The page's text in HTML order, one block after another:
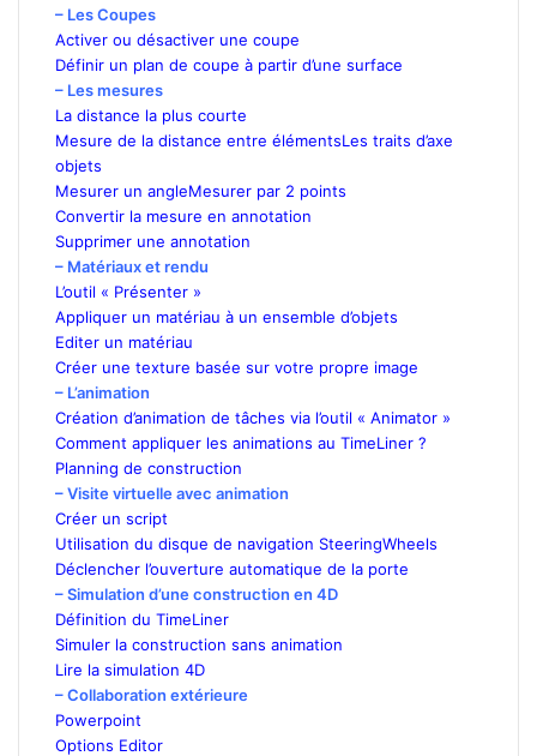
– Les Coupes
Activer ou désactiver une coupe
Définir un plan de coupe à partir d’une surface
– Les mesures
La distance la plus courte
Mesure de la distance entre élémentsLes traits d’axe
objets
Mesurer un angleMesurer par 2 points
Convertir la mesure en annotation
Supprimer une annotation
– Matériaux et rendu
L’outil « Présenter »
Appliquer un matériau à un ensemble d’objets
Editer un matériau
Créer une texture basée sur votre propre image
– L’animation
Création d’animation de tâches via l’outil « Animator »
Comment appliquer les animations au TimeLiner ?
Planning de construction
– Visite virtuelle avec animation
Créer un script
Utilisation du disque de navigation SteeringWheels
Déclencher l’ouverture automatique de la porte
– Simulation d’une construction en 4D
Définition du TimeLiner
Simuler la construction sans animation
Lire la simulation 4D
– Collaboration extérieure
Powerpoint
Options Editor